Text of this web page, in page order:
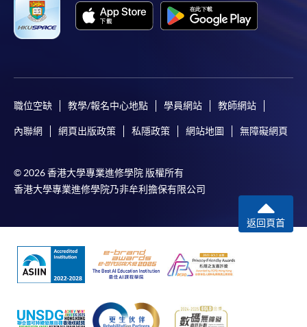
職位空缺 教學/報名中心地點 學員網站 教師網站
內聯網 網頁出版政策 私隱政策 網站地圖 無障礙網頁
© 2026 香港大學專業進修學院 版權所有
香港大學專業進修學院乃非牟利擔保有限公司
返回頁首